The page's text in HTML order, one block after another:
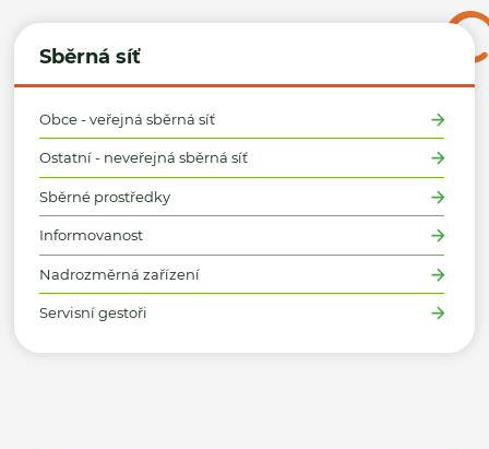
Sběrná síť
Obce - veřejná sběrná síť
Ostatní - neveřejná sběrná síť
Sběrné prostředky
Informovanost
Nadrozměrná zařízení
Servisní gestoři